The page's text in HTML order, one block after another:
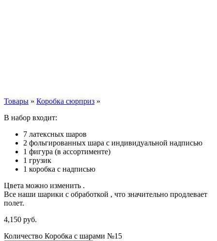
Товары » Коробка сюрприз »
В набор входит:
7 латексных шаров
2 фольгированных шара с индивидуальной надписью
1 фигура (в ассортименте)
1 грузик
1 коробка с надписью
Цвета можно изменить .
Все наши шарики с обработкой , что значительно продлевает
полет.
4,150 руб.
Количество Коробка с шарами №15